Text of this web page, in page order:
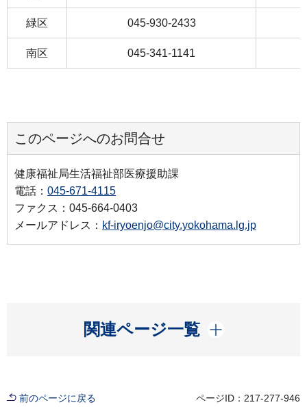
緑区 045-930-2433
南区 045-341-1141
このページへのお問合せ
健康福祉局生活福祉部医療援助課
電話： 045-671-4115
ファクス：045-664-0403
メールアドレス： kf-iryoenjo@city.yokohama.lg.jp
関連ページ一覧
開く
前のページに戻る ページID：217-277-946